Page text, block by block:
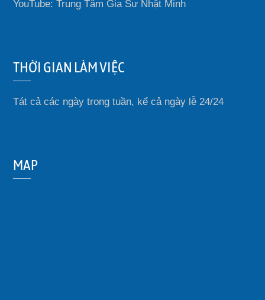
YouTube: Trung Tâm Gia Sư Nhật Minh
THỜI GIAN LÀM VIỆC
Tát cả các ngày trong tuần, kể cả ngày lễ 24/24
MAP